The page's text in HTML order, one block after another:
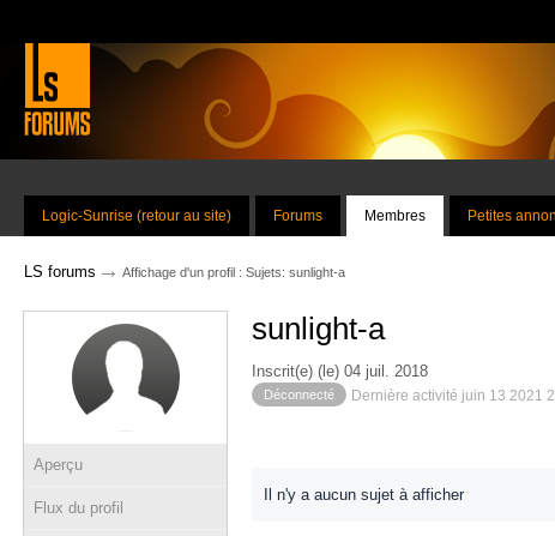
Logic-Sunrise (retour au site) Forums Membres Petites
LS forums → Affichage d'un profil : Sujets: sunlight-a
Aperçu
Flux du profil
sunlight-a
Inscrit(e) (le) 04 juil. 2018
Déconnecté Dernière activité juin 13 2021
Il n'y a aucun sujet à afficher